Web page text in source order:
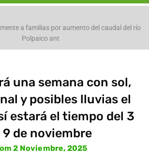
a familias por aumento del caudal del río
Polpaico ant
una semana con sol,
y posibles lluvias el
estará el tiempo del 3
9 de noviembre
2 Noviembre, 2025